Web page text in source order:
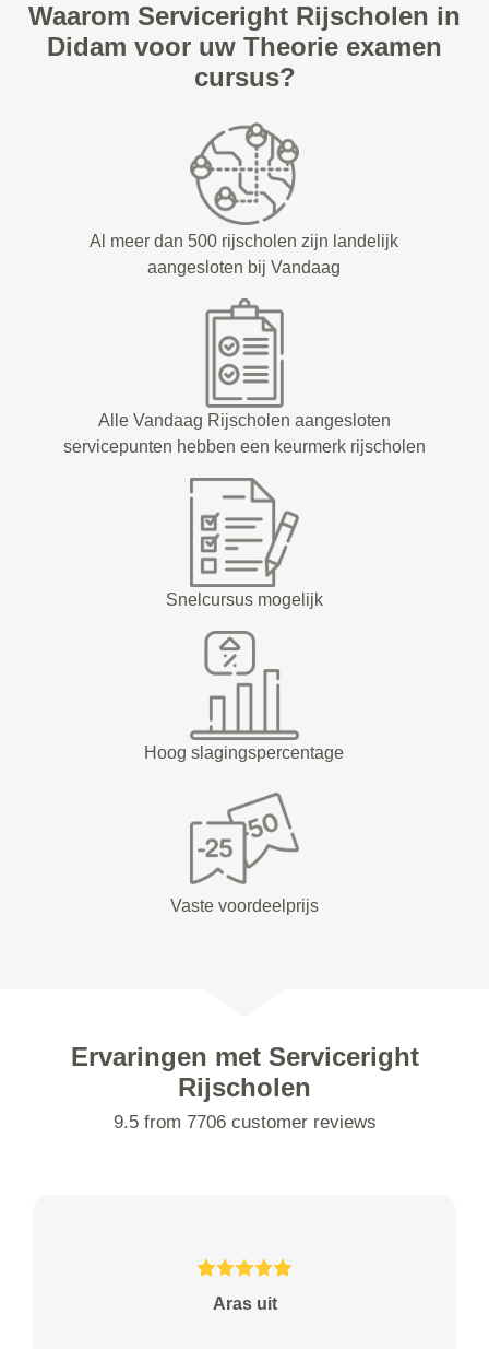
Waarom Serviceright Rijscholen in
Didam voor uw Theorie examen
cursus?
Al meer dan 500 rijscholen zijn landelijk
aangesloten bij Vandaag
Alle Vandaag Rijscholen aangesloten
servicepunten hebben een keurmerk rijscholen
Snelcursus mogelijk
Hoog slagingspercentage
Vaste voordeelprijs
Ervaringen met Serviceright
Rijscholen
9.5 from 7706 customer reviews
Aras uit